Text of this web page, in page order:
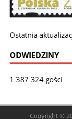
Ostatnia
ODWIEDZINY
1 387 324 gości
Copyright ©